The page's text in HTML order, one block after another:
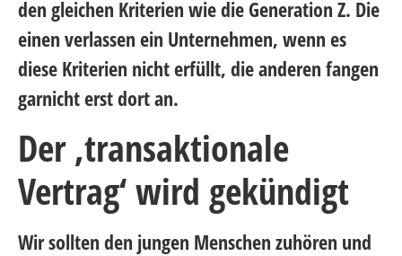
den gleichen Kriterien wie die Generation Z. Die
einen verlassen ein Unternehmen, wenn es
diese Kriterien nicht erfüllt, die anderen fangen
garnicht erst dort an.
Der ‚transaktionale
Vertrag‘ wird gekündigt
Wir sollten den jungen Menschen zuhören und